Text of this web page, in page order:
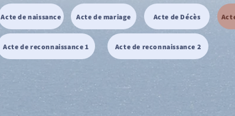
Acte de naissance Acte de mariage Acte de Décès
Acte de reconnaissance 1 Acte de reconnaissance 2